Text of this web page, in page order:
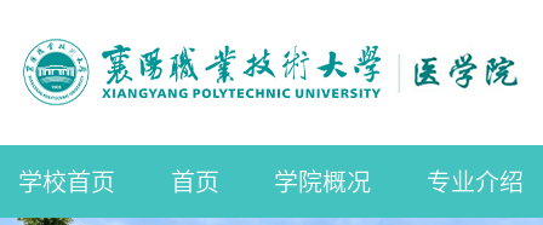
学校首页 首页 学院概况 专业介绍